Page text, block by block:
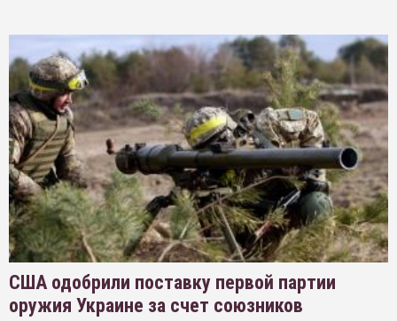
США одобрили поставку первой партии
оружия Украине за счет союзников